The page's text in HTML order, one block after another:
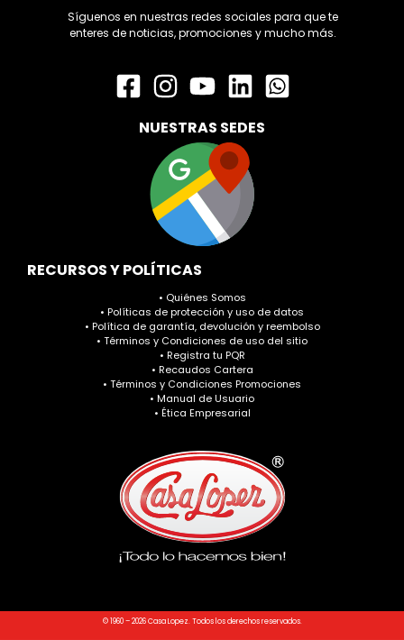
Síguenos en nuestras redes sociales para que te
enteres de noticias, promociones y mucho más.
NUESTRAS SEDES
RECURSOS Y POLÍTICAS
• Quiénes Somos
• Políticas de protección y uso de datos
• Política de garantía, devolución y reembolso
• Términos y Condiciones de uso del sitio
• Registra tu PQR
• Recaudos Cartera
• Términos y Condiciones Promociones
• Manual de Usuario
• Ética Empresarial
© 1960 – 2026 Casa Lopez. Todos los derechos reservados.